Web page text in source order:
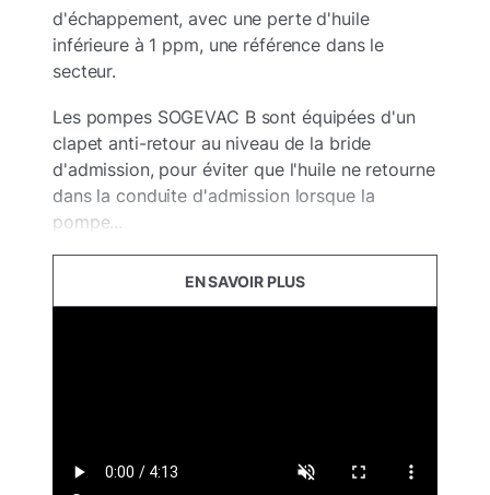
d'échappement, avec une perte d'huile
inférieure à 1 ppm, une référence dans le
secteur.
Les pompes SOGEVAC B sont équipées d'un
clapet anti-retour au niveau de la bride
d'admission, pour éviter que l'huile ne retourne
dans la conduite d'admission lorsque la
pompe...
EN SAVOIR PLUS